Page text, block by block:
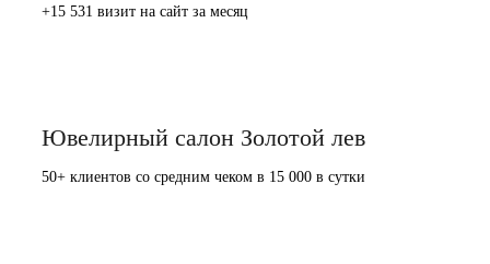
+15 531 визит на сайт за месяц
Ювелирный салон Золотой лев
50+ клиентов со средним чеком в 15 000 в сутки